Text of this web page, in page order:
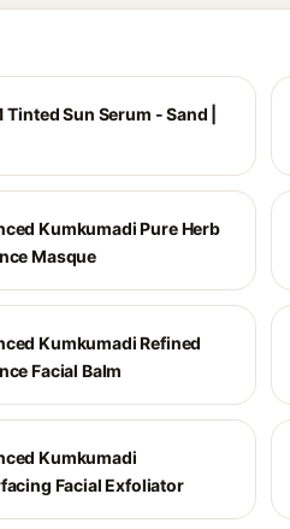
Sun Serum - Sand |
Kumkumadi Pure Herb
Masque
Kumkumadi Refined
Facial Balm
Kumkumadi
Facial Exfoliator